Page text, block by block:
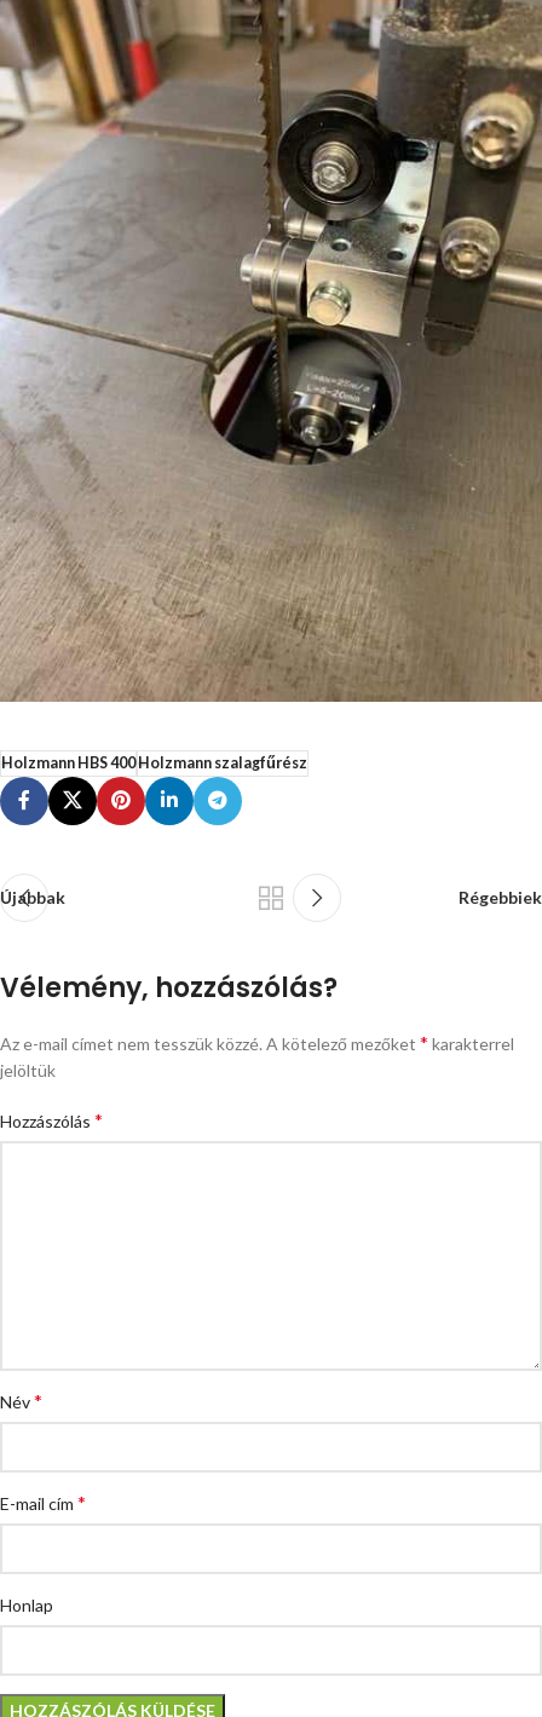
Holzmann HBS 400Holzmann szalagfűrész
Újabbak Régebbiek
Vélemény, hozzászólás?
Az e-mail címet nem tesszük közzé. A kötelező mezőket * karakterrel
jelöltük
Hozzászólás *
Név*
E-mail cím *
Honlap